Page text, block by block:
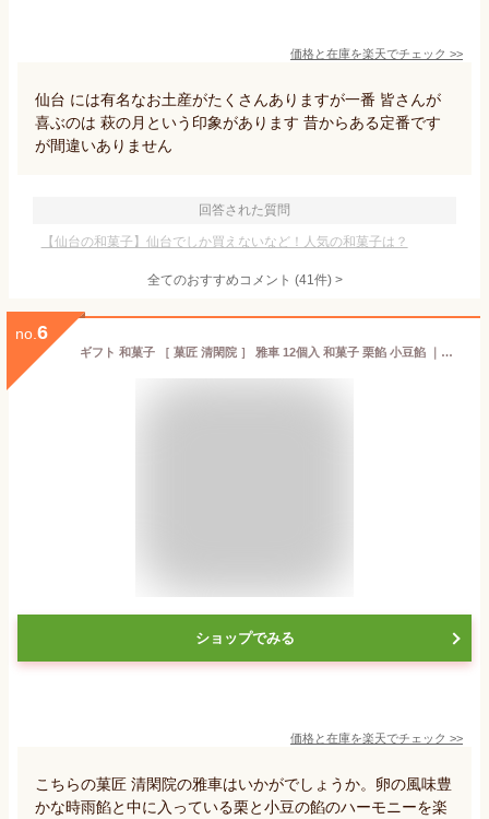
価格と在庫を楽天でチェック >>
仙台 には有名なお土産がたくさんありますが一番 皆さんが
喜ぶのは 萩の月という印象があります 昔からある定番です
が間違いありません
回答された質問
【仙台の和菓子】仙台でしか買えないなど！人気の和菓子は？
全てのおすすめコメント (41件) >
no. 6
ギフト 和菓子 ［ 菓匠 清閑院 ］ 雅車 12個入 和菓子 栗餡 小豆餡 ｜約3-10日でのお届け※沖縄・離島へは届不可(C)
ショップでみる
価格と在庫を楽天でチェック >>
こちらの菓匠 清閑院の雅車はいかがでしょうか。卵の風味豊
かな時雨餡と中に入っている栗と小豆の餡のハーモニーを楽